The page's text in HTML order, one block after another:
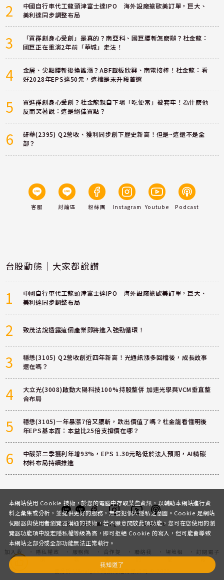
2
中國自行車代工龍頭津富士達IPO 海外設廠搶歐美訂單，巨大、
美利達同步調整布局
3
「買群創身心受創」是真的？南亞科、國巨腰斬怎麼辦？杜金龍：
國巨正在重演2年前「華城」走法！
4
金居、尖點腰斬後換誰漲？ABF載板欣興、南電接棒！杜金龍：看
好2028年EPS達50元，這檔是末升段首選
5
買進群創身心受創？杜金龍親自下場「吃便當」被套牢！為什麼他
反而笑著說：這是絕佳買點？
6
研華(2395) Q2營收、獲利同步創下歷史新高！但是~這還不是全
部？
客服 討論區 粉絲團 Instagram Youtube Podcast
台股動態｜大家都說讚
1
中國自行車代工龍頭津富士達IPO 海外設廠搶歐美訂單，巨大、
美利達同步調整布局
2 致茂法說透露這個產業即將進入強勁循環！
3
穩懋(3105) Q2營收創近四年新高！光通訊漲多回檔後，成長故事
還在嗎？
4
大立光(3008)啟動大陽科技100%持股整併 加速光學與VCM垂直整
合布局
5
穩懋(3105)一年暴漲7倍又腰斬，跌出價值了嗎？杜金龍看懂明後
年EPS基本面：本益比25倍支撐價在哪？
6
中碳第二季獲利年增93%，EPS 1.30元略低於法人預期，AI精碳
材料布局持續推進
客服 討論區粉絲團InstagramYoutubePodcast
加入我
們
隱私權政
服務條
合作提
聯絡我
場地租
訂閱電子
本網站使用 Cookie 技術，於您的電腦中存取某些資訊，以輔助本網站進行資
料之彙集或分析，並提供更好的服務，無侵犯個人隱私之意圖。Cookie 是網站
伺服器與使用者瀏覽器溝通的技術，若不願意開放此項功能，您可在您使用的瀏
覽器功能項中設定隱私權等級為高，即可拒絕 Cookie 的寫入，但可能會導致
本網站之部分或全部功能無法正常執行。
我知道了